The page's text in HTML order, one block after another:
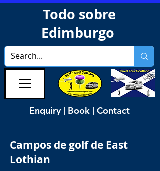
Todo sobre
Edimburgo
Enquiry | Book | Contact
Campos de golf de East
Lothian